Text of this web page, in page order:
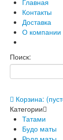
Главная
Контакты
Доставка
О компании
Поиск:
Корзина:
Категории
Татами
Будо маты